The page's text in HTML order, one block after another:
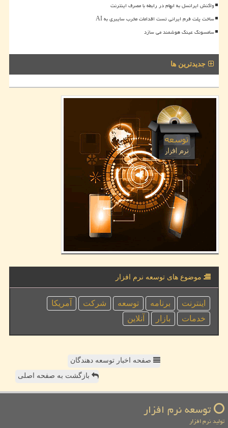
واکنش ایرانسل به ابهام در رابطه با مصرف اینترنت
ساخت پلت فرم ایرانی تست اقدامات مخرب سایبری به AI
سامسونگ عینک هوشمند می سازد
جدیدترین ها
موضوع های توسعه نرم افزار
اینترنت برنامه توسعه شركت
آمریكا
خدمات
بازار آنلاین
صفحه اخبار توسعه دهندگان
بازگشت به صفحه اصلی
توسعه نرم افزار
تولید نرم افزار